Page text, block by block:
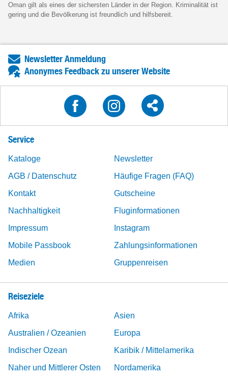
Oman gilt als eines der sichersten Länder in der Region. Kriminalität ist
gering und die Bevölkerung ist freundlich und hilfsbereit.
Newsletter Anmeldung
Anonymes Feedback zu unserer Website
Service
Kataloge
Newsletter
AGB / Datenschutz
Häufige Fragen (FAQ)
Kontakt
Gutscheine
Nachhaltigkeit
Fluginformationen
Impressum
Instagram
Mobile Passbook
Zahlungsinformationen
Medien
Gruppenreisen
Reiseziele
Afrika
Asien
Australien / Ozeanien
Europa
Indischer Ozean
Karibik / Mittelamerika
Naher und Mittlerer Osten
Nordamerika